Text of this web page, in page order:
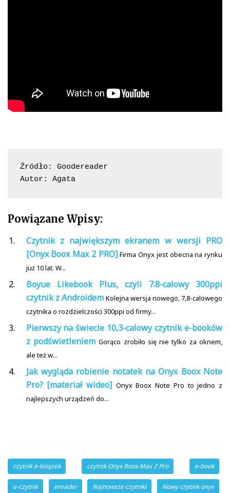
Źródło: Goodereader
Autor: Agata
Powiązane Wpisy:
Czytnik z największym ekranem w wersji PRO
[Onyx Boox Max 2 PRO] Firma Onyx jest obecna na rynku
już 10 lat. W...
Boyue Likebook Plus, czyli 7.8-calowy 300ppi
czytnik z Androidem Kolejna wersja nowego, 7,8-calowego
czytnika o rozdzielczości 300ppi od firmy...
Pierwszy na świecie 10,3-calowy czytnik e-booków
z podświetleniem Gorąco zrobiło się nie tylko za oknem,
ale też w...
Jak wygląda robienie notatek na Onyx Boox Note
Pro? [materiał wideo] Onyx Boox Note Pro to jedno z
najlepszych urządzeń do...
czytnik e-książek czytnik Onyx Boox Max 2 Pro e-book
e-czytnik ereader Najnowsze czytniki Nowy czytnik onyx